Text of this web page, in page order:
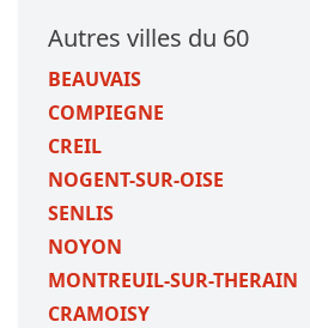
Autres villes du 60
BEAUVAIS
COMPIEGNE
CREIL
NOGENT-SUR-OISE
SENLIS
NOYON
MONTREUIL-SUR-THERAIN
CRAMOISY